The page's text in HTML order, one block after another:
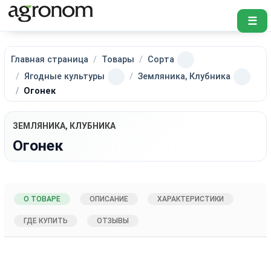
☰
Главная страница Товары
Сорта
Ягодные культуры
Земляника, Клубника
Огонек
ЗЕМЛЯНИКА, КЛУБНИКА
Огонек
О ТОВАРЕ ОПИСАНИЕ ХАРАКТЕРИСТИКИ
ГДЕ КУПИТЬ ОТЗЫВЫ